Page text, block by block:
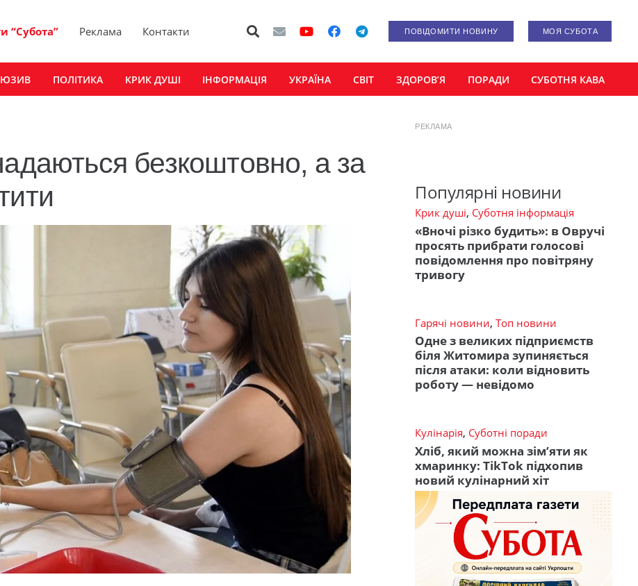
“Субота” Реклама Контакти ПОВІДОМИТИ НОВИНУ МОЯ СУБОТА
ПОЛІТИКА КРИК ДУШІ ІНФОРМАЦІЯ УКРАЇНА СВІТ ЗДОРОВ’Я ПОРАДИ СУБОТНЯ КАВА
безкоштовно, а за
РЕКЛАМА
Популярні новини
Крик душі, Суботня інформація
«Вночі різко будить»: в Овручі
просять прибрати голосові
повідомлення про повітряну
тривогу
Гарячі новини, Топ новини
Одне з великих підприємств
біля Житомира зупиняється
після атаки: коли відновить
роботу — невідомо
Кулінарія, Суботні поради
Хліб, який можна зім’яти як
хмаринку: TikTok підхопив
новий кулінарний хіт